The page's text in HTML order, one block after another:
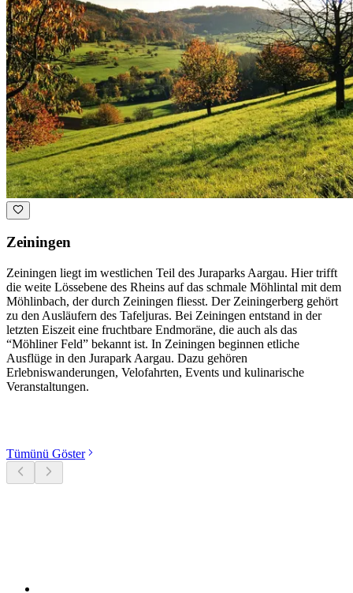
Zeiningen
Zeiningen liegt im westlichen Teil des Juraparks Aargau. Hier trifft
die weite Lössebene des Rheins auf das schmale Möhlintal mit dem
Möhlinbach, der durch Zeiningen fliesst. Der Zeiningerberg gehört
zu den Ausläufern des Tafeljuras. Bei Zeiningen entstand in der
letzten Eiszeit eine fruchtbare Endmoräne, die auch als das
“Möhliner Feld” bekannt ist. In Zeiningen beginnen etliche
Ausflüge in den Jurapark Aargau. Dazu gehören
Erlebniswanderungen, Velofahrten, Events und kulinarische
Veranstaltungen.
Tümünü Göster